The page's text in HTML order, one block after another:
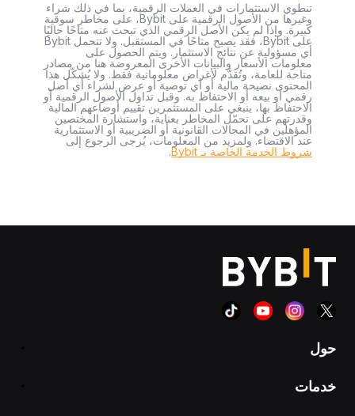
تنطوي الاستثمارات في العملات الرقمية، بما في ذلك شراء
وغيرها من الأصول الرقمية على Bybit، على مخاطر سوقية
كبيرة. وإذا لم يكن الأصل الرقمي الذي تبحث عنه متاحًا حاليًا
على Bybit، فقد يصبح متاحًا في المستقبل. ولا تتحمل Bybit
أي مسؤولية عن نتائج الاستثمار. ويتم الحصول على
معلومات الأسعار والبيانات الأخرى المعروضة هنا من مصادر
متاحة للعامة، وتُقدَّم لأغراض معلوماتية فقط. ولا يُشكّل هذا
المحتوى نصيحة مالية أو أي توصية أو عرض لشراء أي أصل
رقمي أو بيعه أو الاحتفاظ به. وقبل تداول الأصول الرقمية أو
الاحتفاظ بها، ينبغي على المستثمرين تقييم أوضاعهم المالية
وقدرتهم على تحمّل المخاطر بعناية، واستشارة المختصين
المؤهلين في المجالات القانونية أو الضريبية أو الاستثمارية
عند الاقتضاء. ولمزيد من المعلومات، يُرجى الرجوع إلى
شروط الخدمة الخاصة بـ Bybit
.
حول
خدمات